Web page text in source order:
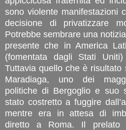
sono violente manifestazioni
decisione di privatizzare
Potrebbe sembrare una
presente che in America
(fomentata dagli Stati
Tuttavia quello che è
Maradiaga, uno dei
politiche di Bergoglio e suo
stato costretto a fuggire
mentre era in attesa di
diretto a Roma. Il prelato